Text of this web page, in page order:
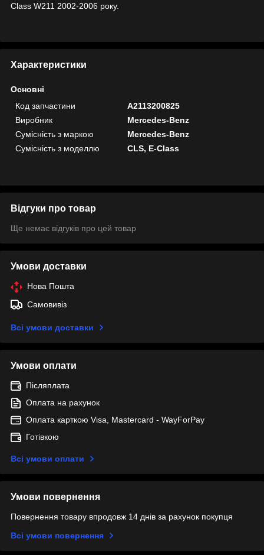
Class W211 2002-2006 року.
Характеристики
Основні
Код запчастини
A2113200825
Виробник
Mercedes-Benz
Сумісність з маркою
Mercedes-Benz
Сумісність з моделлю
CLS, E-Class
Відгуки про товар
Ще немає відгуків про цей товар
Умови доставки
Нова Пошта
Самовивіз
Всі умови доставки
Умови оплати
Післяплата
Оплата на рахунок
Оплата карткою Visa, Mastercard - WayForPay
Готівкою
Всі умови оплати
Умови повернення
Повернення товару впродовж 14 днів за рахунок покупця
Всі умови повернення